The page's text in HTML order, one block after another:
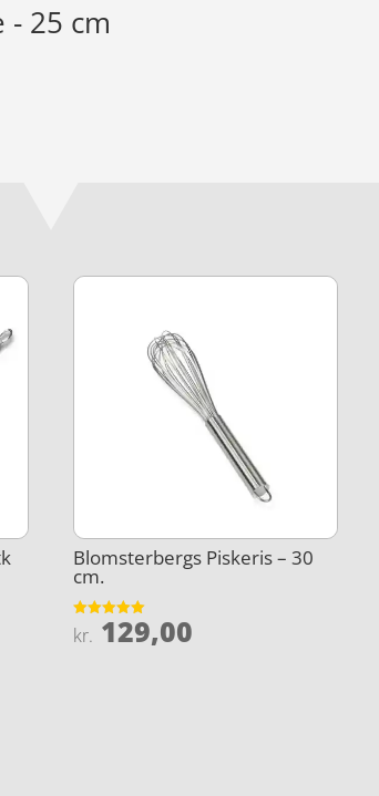
- 25 cm
Blomsterbergs Piskeris – 30
cm.
Vurderet
5
kr. 129,00